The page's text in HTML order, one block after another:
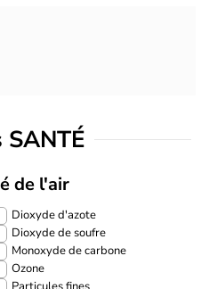
SANTÉ
de l'air
Dioxyde d'azote
Dioxyde de soufre
Monoxyde de carbone
Ozone